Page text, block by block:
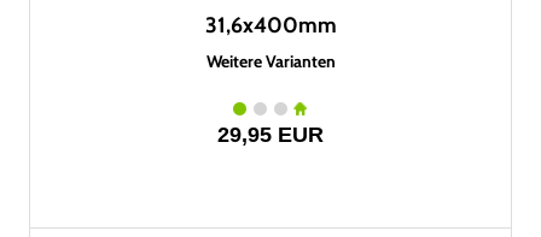
31,6x400mm
Weitere Varianten
29,95 EUR